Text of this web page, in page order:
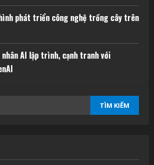
phát triển công nghệ trồng cây trên
AI lập trình, cạnh tranh với